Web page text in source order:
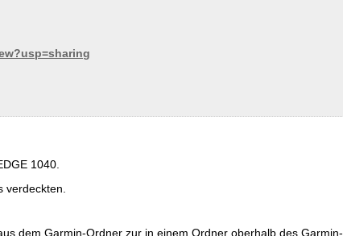
1040.
verdeckten.
dem Garmin-Ordner zur in einem Ordner oberhalb des Garmin-